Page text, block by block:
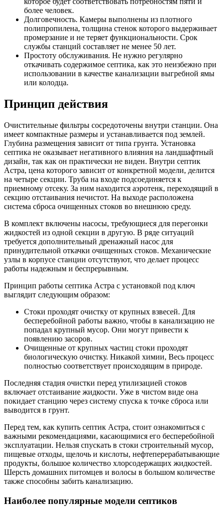
более человек.
Долговечность. Камеры выполнены из плотного
полипропилена, толщина стенок которого выдерживает
промерзание и не теряет функциональности. Срок
службы станций составляет не менее 50 лет.
Простоту обслуживания. Не нужно регулярно
откачивать содержимое септика, как это неизбежно при
использовании в качестве канализации выгребной ямы
или колодца.
Принцип действия
Очистительные фильтры сосредоточены внутри станции. Она
имеет компактные размеры и устанавливается под землей.
Глубина размещения зависит от типа грунта. Установка
септика не оказывает негативного влияния на ландшафтный
дизайн, так как он практически не виден. Внутри септик
Астра, цена которого зависит от конкретной модели, делится
на четыре секции. Труба на входе подсоединяется к
приемному отсеку. За ним находится аэротенк, переходящий в
секцию отстаивания нечистот. На выходе расположена
система сброса очищенных стоков во внешнюю среду.
В комплект включены насосы, требующиеся для перегонки
жидкостей из одной секции в другую. В ряде ситуаций
требуется дополнительный дренажный насос для
принудительной откачки очищенных стоков. Механические
узлы в корпусе станции отсутствуют, что делает процесс
работы надежным и беспрерывным.
Принцип работы септика Астра с установкой под ключ
выглядит следующим образом:
Стоки проходят очистку от крупных взвесей. Для
бесперебойной работы важно, чтобы в канализацию не
попадал крупный мусор. Они могут привести к
появлению засоров.
Очищенные от крупных частиц стоки проходят
биологическую очистку. Никакой химии, Весь процесс
полностью соответствует происходящим в природе.
Последняя стадия очистки перед утилизацией стоков
включает отстаивание жидкости. Уже в чистом виде она
покидает станцию через систему спуска к точке сброса или
выводится в грунт.
Перед тем, как купить септик Астра, стоит ознакомиться с
важными рекомендациями, касающимися его бесперебойной
эксплуатации. Нельзя спускать в стоки строительный мусор,
пищевые отходы, щелочь и кислоты, нефтеперерабатывающие
продукты, большое количество хлорсодержащих жидкостей.
Шерсть домашних питомцев и волосы в большом количестве
также способны забить канализацию.
Наиболее популярные модели септиков